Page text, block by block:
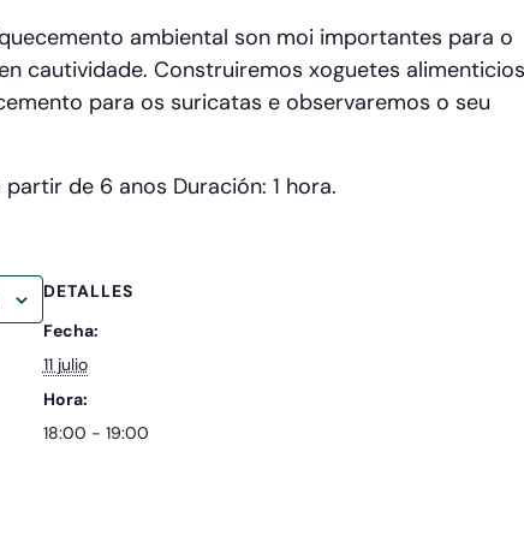
ambiental son moi importantes para o
cautividade. Construiremos xoguetes
para os suricatas e observaremos o seu
de 6 anos Duración: 1 hora.
DETALLES
Fecha:
11 julio
Hora:
18:00 - 19:00